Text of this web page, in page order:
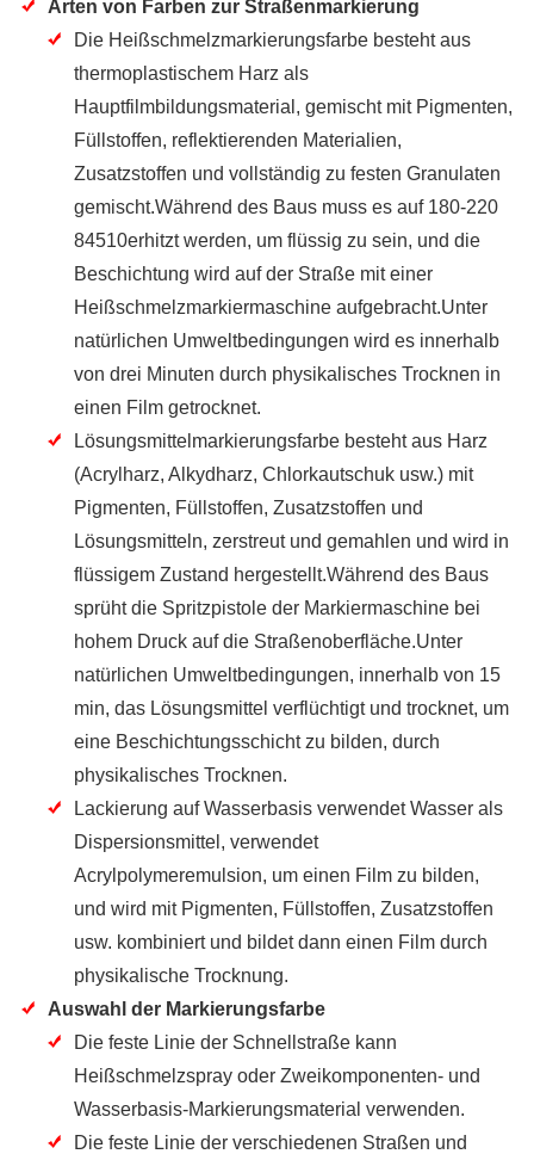
Arten von Farben zur Straßenmarkierung
Die Heißschmelzmarkierungsfarbe besteht aus
thermoplastischem Harz als
Hauptfilmbildungsmaterial, gemischt mit Pigmenten,
Füllstoffen, reflektierenden Materialien,
Zusatzstoffen und vollständig zu festen Granulaten
gemischt.Während des Baus muss es auf 180-220
84510erhitzt werden, um flüssig zu sein, und die
Beschichtung wird auf der Straße mit einer
Heißschmelzmarkiermaschine aufgebracht.Unter
natürlichen Umweltbedingungen wird es innerhalb
von drei Minuten durch physikalisches Trocknen in
einen Film getrocknet.
Lösungsmittelmarkierungsfarbe besteht aus Harz
(Acrylharz, Alkydharz, Chlorkautschuk usw.) mit
Pigmenten, Füllstoffen, Zusatzstoffen und
Lösungsmitteln, zerstreut und gemahlen und wird in
flüssigem Zustand hergestellt.Während des Baus
sprüht die Spritzpistole der Markiermaschine bei
hohem Druck auf die Straßenoberfläche.Unter
natürlichen Umweltbedingungen, innerhalb von 15
min, das Lösungsmittel verflüchtigt und trocknet, um
eine Beschichtungsschicht zu bilden, durch
physikalisches Trocknen.
Lackierung auf Wasserbasis verwendet Wasser als
Dispersionsmittel, verwendet
Acrylpolymeremulsion, um einen Film zu bilden,
und wird mit Pigmenten, Füllstoffen, Zusatzstoffen
usw. kombiniert und bildet dann einen Film durch
physikalische Trocknung.
Auswahl der Markierungsfarbe
Die feste Linie der Schnellstraße kann
Heißschmelzspray oder Zweikomponenten- und
Wasserbasis-Markierungsmaterial verwenden.
Die feste Linie der verschiedenen Straßen und